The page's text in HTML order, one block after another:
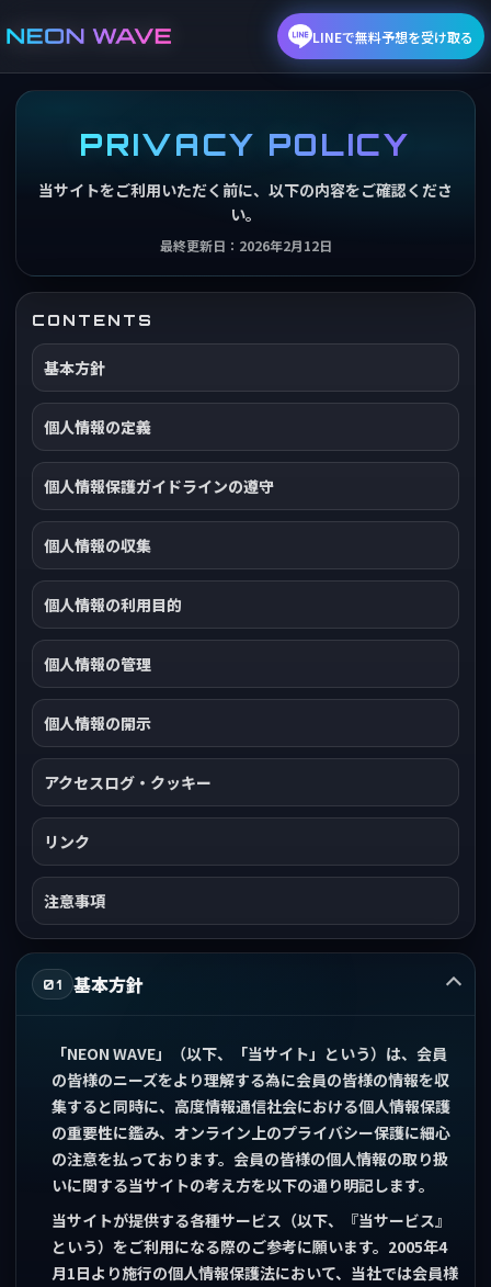
LINEで無料予想を受け取る
PRIVACY POLICY
当サイトをご利用いただく前に、以下の内容をご確認くださ
い。
最終更新日：2026年2月12日
CONTENTS
基本方針
個人情報の定義
個人情報保護ガイドラインの遵守
個人情報の収集
個人情報の利用目的
個人情報の管理
個人情報の開示
アクセスログ・クッキー
リンク
注意事項
01 基本方針
「NEON WAVE」（以下、「当サイト」という）は、会員
の皆様のニーズをより理解する為に会員の皆様の情報を収
集すると同時に、高度情報通信社会における個人情報保護
の重要性に鑑み、オンライン上のプライバシー保護に細心
の注意を払っております。会員の皆様の個人情報の取り扱
いに関する当サイトの考え方を以下の通り明記します。
当サイトが提供する各種サービス（以下、『当サービス』
という）をご利用になる際のご参考に願います。2005年4
月1日より施行の個人情報保護法において、当社では会員様